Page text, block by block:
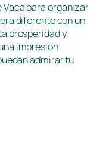
para organizar
diferente con un
prosperidad y
impresión
admirar tu